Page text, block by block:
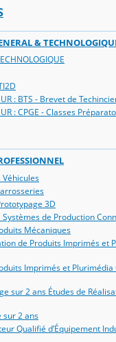
&
: BTS - Brevet de
: CPGE - Classes
Véhicules
3D
de Production
Mécaniques
de Produits Imprimés et
Imprimés et
sur 2 ans Études de
sur 2 ans
Qualifié d’Équipement